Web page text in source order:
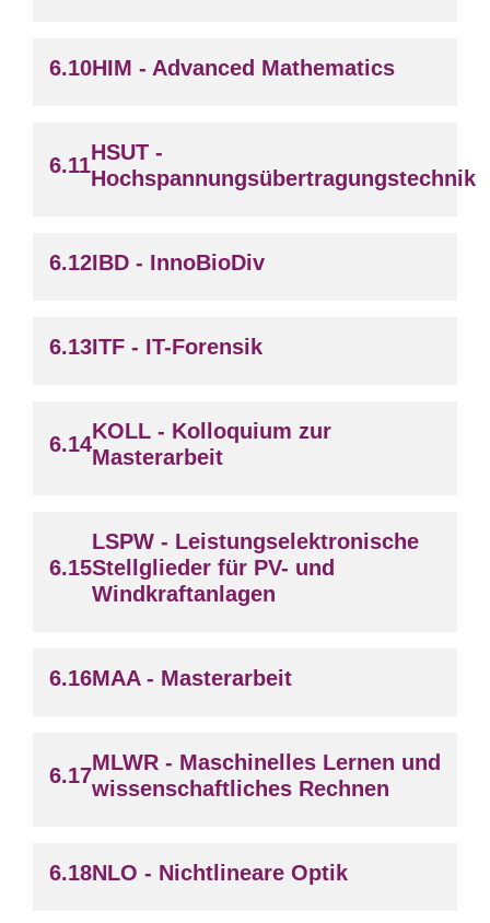
HIM - Advanced Mathematics
HSUT -
Hochspannungsübertragungstechnik
IBD - InnoBioDiv
ITF - IT-Forensik
KOLL - Kolloquium zur
Masterarbeit
LSPW - Leistungselektronische
Stellglieder für PV- und
Windkraftanlagen
MAA - Masterarbeit
MLWR - Maschinelles Lernen und
wissenschaftliches Rechnen
NLO - Nichtlineare Optik